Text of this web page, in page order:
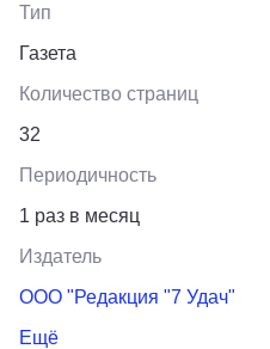
Тип
Газета
Количество страниц
32
Периодичность
1 раз в месяц
Издатель
ООО "Редакция "7 Удач"
Ещё